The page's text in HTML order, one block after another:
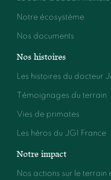
Notre écosystème
Nos documents
Nos histoires
Les histoires du docteur
Témoignages du terrain
Vies de primates
Les héros du JGI France
Notre impact
Nos actions sur le terrain